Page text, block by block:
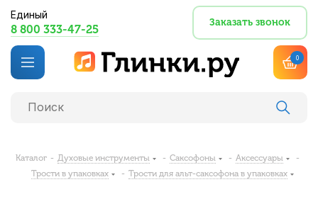
Единый
8 800 333-47-25
Заказать звонок
0
Каталог - Духовые инструменты - Саксофоны - Аксессуары
-
Трости в упаковках
- Трости для альт-саксофона в упаковках